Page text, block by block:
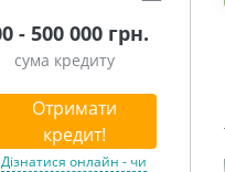
- 500 000 грн.
сума кредиту
Отримати
кредит!
Дізнатися онлайн - чи